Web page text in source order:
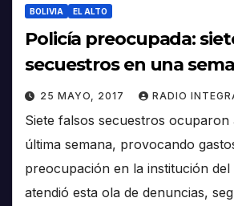
BOLIVIA EL ALTO
Policía preocupada:
secuestros en una
25 MAYO, 2017 RADIO
Siete falsos secuestros ocuparon
última semana, provocando
preocupación en la institución del
atendió esta ola de denuncias,